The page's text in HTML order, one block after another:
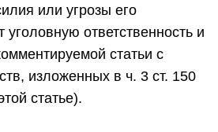
или угрозы его
уголовную ответственность и
статьи с
изложенных в ч. 3 ст. 150
статье).